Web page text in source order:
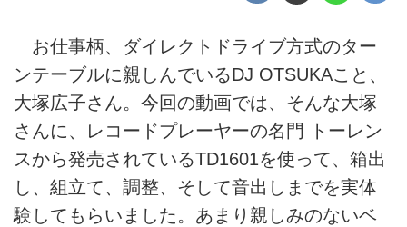
お仕事柄、ダイレクトドライブ方式のター
ンテーブルに親しんでいるDJ OTSUKAこと、
大塚広子さん。今回の動画では、そんな大塚
さんに、レコードプレーヤーの名門 トーレン
スから発売されているTD1601を使って、箱出
し、組立て、調整、そして音出しまでを実体
験してもらいました。あまり親しみのないベ